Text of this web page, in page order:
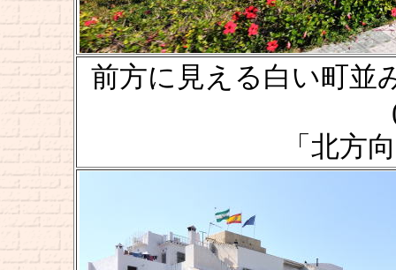
前方に見える白い町並
「北方